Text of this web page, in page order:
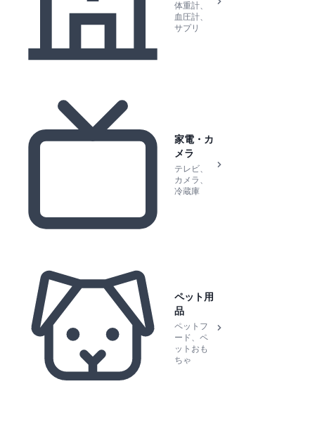
体重計、
血圧計、
サプリ
家電・カ
メラ
テレビ、
カメラ、
冷蔵庫
ペット用
品
ペットフ
ード、ペ
ットおも
ちゃ